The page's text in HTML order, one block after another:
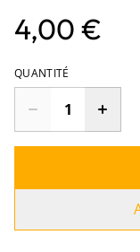
4,00 €
QUANTITÉ